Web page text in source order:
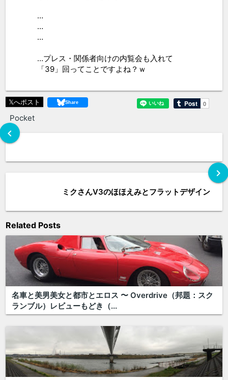
…
…
…
…プレス・関係者向けの内覧会も入れて
「39」回ってことですよね？ｗ
𝕏へポスト
Pocket
chevron_left
chevron_right
ミクさんV3のほほえみとフラットデザイン
Related Posts
名車と美男美女と都市とエロス 〜 Overdrive（邦題：スク
ランブル）レビューもどき（...